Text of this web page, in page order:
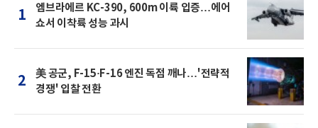
1
엠브라에르 KC-390, 600m 이륙 입증…에어
쇼서 이착륙 성능 과시
2
美 공군, F-15·F-16 엔진 독점 깨나…'전략적
경쟁' 입찰 전환